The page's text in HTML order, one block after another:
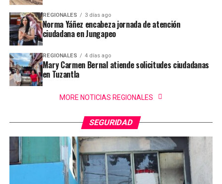
REGIONALES 3 días ago
Norma Yáñez encabeza jornada de atención
ciudadana en Jungapeo
REGIONALES 4 días ago
Mary Carmen Bernal atiende solicitudes ciudadanas
en Tuzantla
MORE NOTICIAS REGIONALES
SEGURIDAD